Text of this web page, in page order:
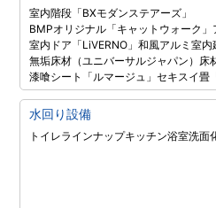
室内階段「BXモダンステアーズ」
BMPオリジナル「キャットウォーク」
室内ドア「LiVERNO」和風アルミ室内
無垢床材（ユニバーサルジャパン） 床
漆喰シート「ルマージュ」セキスイ畳
水回り設備
トイレラインナップキッチン浴室洗面